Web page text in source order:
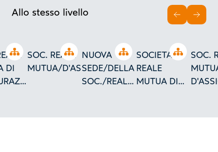
Allo stesso livello
Open tree
DI
Open tree
SOC. REALE
MUTUA/D'ASSICURAZIONI
Open tree
NUOVA
SEDE/DELLA
SOC./REALE
Open tree
SOCIETA'
REALE
MUTUA DI
SOC.
INDIETRO